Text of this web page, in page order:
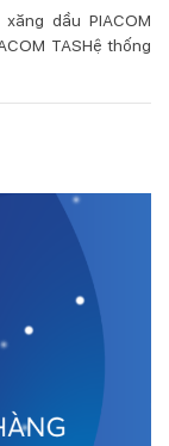
dầu PIACOM
TASHệ thống